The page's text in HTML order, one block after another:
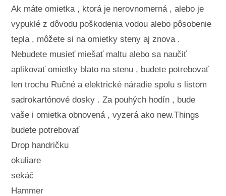
Ak máte omietka , ktorá je nerovnomerná , alebo je
vypuklé z dôvodu poškodenia vodou alebo pôsobenie
tepla , môžete si na omietky steny aj znova .
Nebudete musieť miešať maltu alebo sa naučiť
aplikovať omietky blato na stenu , budete potrebovať
len trochu Ručné a elektrické náradie spolu s listom
sadrokartónové dosky . Za pouhých hodín , bude
vaše i omietka obnovená , vyzerá ako new.Things
budete potrebovať
Drop handričku
okuliare
sekáč
Hammer